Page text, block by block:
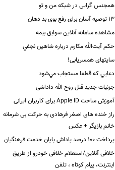
همجنس گرایی در شبکه من و تو
13 توصیه آسان برای رفع بوی بد دهان
مشاهده سامانه آنلاين سوابق بیمه
حكم آيت‌الله مكارم درباره شاهين نجفي
سایتهای همسریابی!
دعايي كه قطعا مستجاب مي‌شود
جزئیات جدید قتل روح الله داداشی
آموزش ساخت Apple ID برای کاربران ایرانی
راز خنده های اصغر فرهادی به حرکت بی شرمانه
خانم بازیگر + عکس
پرداخت ۱۰۰ درصد پاداش پایان خدمت فرهنگیان
خلافی آنلاین/استعلام خلافی خودرو از طریق
اینترنت، پیام کوتاه ، تلفن